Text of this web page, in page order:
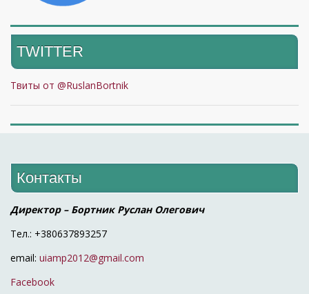
TWITTER
Твиты от @RuslanBortnik
Контакты
Директор – Бортник Руслан Олегович
Тел.: +380637893257
email: uiamp2012@gmail.com
Facebook